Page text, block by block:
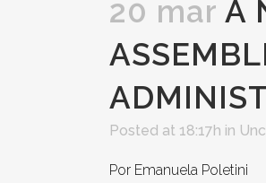
20 mar A
Posted at 18:17h in
Por Emanuela Poletini